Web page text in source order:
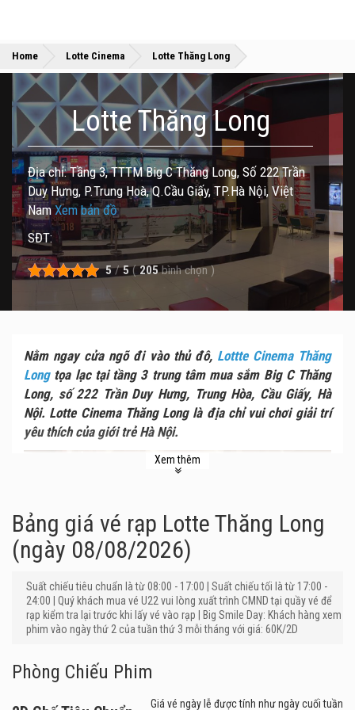
Home »
Lotte Cinema »
Lotte Thăng Long
Lotte Thăng Long
Địa chỉ: Tầng 3, TTTM Big C Thăng Long, Số 222 Trần
Duy Hưng, P.Trung Hoà, Q.Cầu Giấy, TP.Hà Nội, Việt
NamXem bản đồ
SĐT:
5 / 5 ( 205 bình chọn)
Nằm ngay cửa ngõ đi vào thủ đô, Lottte Cinema Thăng
Longtọa lạc tại tầng 3 trung tâm mua sắm Big C Thăng
Long, số 222 Trần Duy Hưng, Trung Hòa, Cầu Giấy, Hà
Nội. Lotte Cinema Thăng Long là địa chỉ vui chơi giải trí
yêu thích của giới trẻ Hà Nội.
Xem thêm
Bảng giá vé rạp Lotte Thăng Long
(ngày 08/08/2026)
Suất chiếu tiêu chuẩn là từ 08:00 - 17:00 | Suất chiếu tối là từ 17:00 -
24:00 | Quý khách mua vé U22 vui lòng xuất trình CMND tại quầy vé để
rạp kiểm tra lại trước khi lấy vé vào rạp | Big Smile Day: Khách hàng xem
phim vào ngày thứ 2 của tuần thứ 3 mỗi tháng với giá: 60K/2D
Phòng Chiếu Phim
Giá vé ngày lễ được tính như ngày cuối tuần